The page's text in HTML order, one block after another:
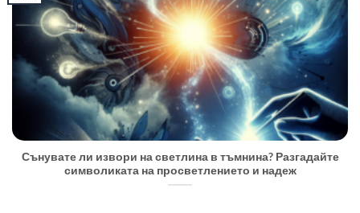
Сънувате ли извори на светлина в тъмнина? Разгадайте
символиката на просветлението и надеж